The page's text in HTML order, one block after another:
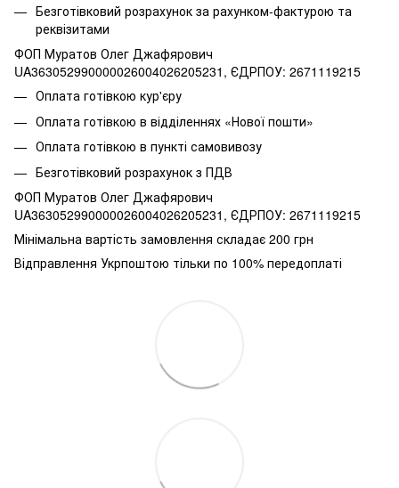
Безготівковий розрахунок за рахунком-фактурою та
реквізитами
ФОП Муратов Олег Джафярович
UA363052990000026004026205231, ЄДРПОУ: 2671119215
Оплата готівкою кур'єру
Оплата готівкою в відділеннях «Нової пошти»
Оплата готівкою в пункті самовивозу
Безготівковий розрахунок з ПДВ
ФОП Муратов Олег Джафярович
UA363052990000026004026205231, ЄДРПОУ: 2671119215
Мінімальна вартість замовлення складає 200 грн
Відправлення Укрпоштою тільки по 100% передоплаті